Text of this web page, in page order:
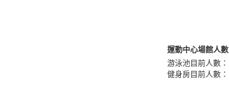
運動中心場館人數
游泳池目前人數：
健身房目前人數：